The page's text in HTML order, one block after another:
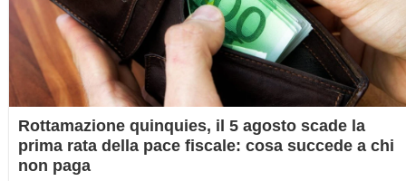
Rottamazione quinquies, il 5 agosto scade la
prima rata della pace fiscale: cosa succede a chi
non paga